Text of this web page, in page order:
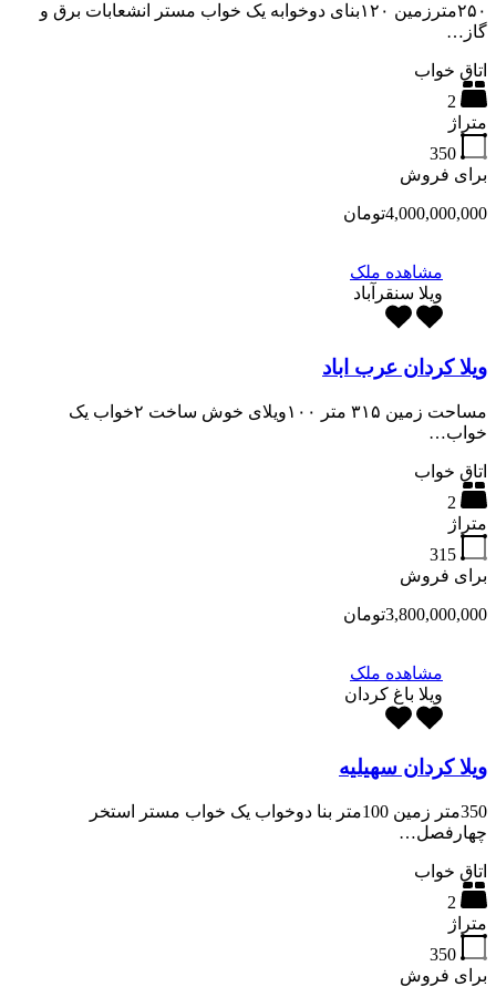
۲۵۰مترزمین ۱۲۰بنای دوخوابه یک خواب مستر انشعابات برق و
گاز…
اتاق خواب
2
متراژ
350
برای فروش
4,000,000,000تومان
مشاهده ملک
ویلا سنقرآباد
ویلا کردان عرب اباد
مساحت زمین ۳۱۵ متر ۱۰۰ویلای خوش ساخت ۲خواب یک
خواب…
اتاق خواب
2
متراژ
315
برای فروش
3,800,000,000تومان
مشاهده ملک
ویلا باغ کردان
ویلا کردان سهیلیه
350متر زمین 100متر بنا دوخواب یک خواب مستر استخر
چهارفصل…
اتاق خواب
2
متراژ
350
برای فروش